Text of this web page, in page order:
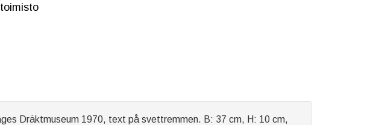
Dräktmuseum 1970, text på svettremmen. B: 37 cm, H: 10 cm,